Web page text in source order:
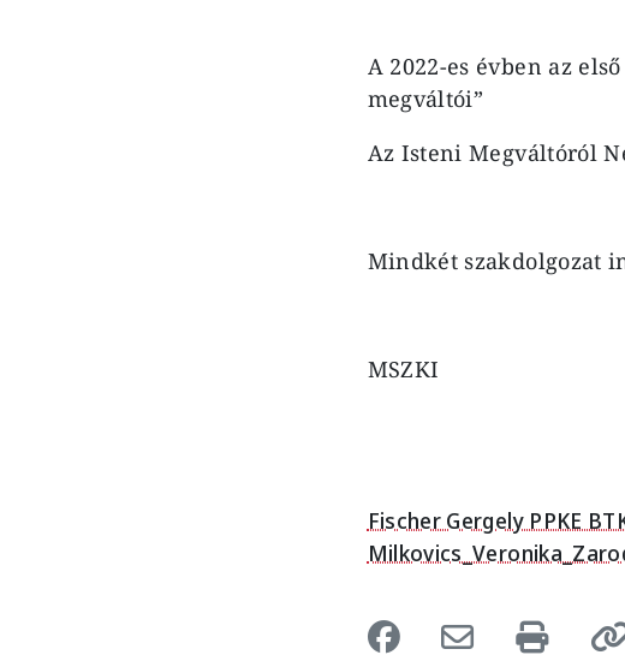
A 2022-es évben az
megváltói”
Az Isteni Megváltóról
Mindkét szakdolgozat
MSZKI
Fischer Gergely PPKE